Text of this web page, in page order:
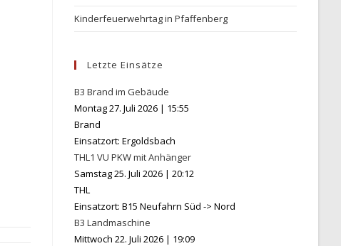
Kinderfeuerwehrtag in Pfaffenberg
Letzte Einsätze
B3 Brand im Gebäude
Montag 27. Juli 2026 | 15:55
Brand
Einsatzort: Ergoldsbach
THL1 VU PKW mit Anhänger
Samstag 25. Juli 2026 |20:12
THL
Einsatzort: B15 Neufahrn Süd -> Nord
B3 Landmaschine
Mittwoch 22. Juli 2026 | 19:09